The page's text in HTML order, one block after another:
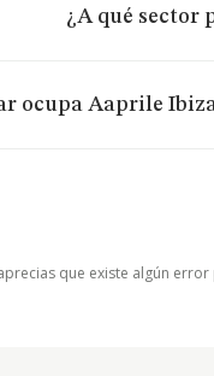
¿A qué sector
ocupa Aaprile
que existe algún